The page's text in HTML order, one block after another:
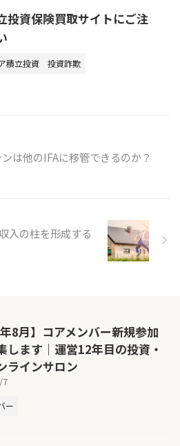
投資保険買取サイトにご注
積立投資 投資詐欺
は他のIFAに移管できるのか？
入の柱を形成する
年8月】コアメンバー新規参加
します｜運営12年目の投資・
ラインサロン
7
ー